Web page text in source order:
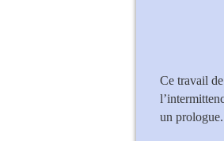
Ce travail
un prologue.